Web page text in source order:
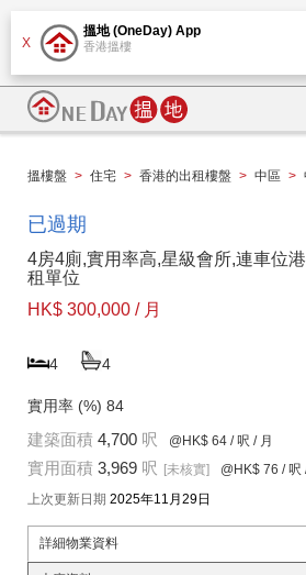
X
搵地 (OneDay) App
香港搵樓
搵樓盤 > 住宅 > 香港的出租樓盤 > 中區 >
已過期
4房4廁,實用率高,星級會所,連車位
租單位
HK$ 300,000 / 月
4 4
實用率 (%) 84
建築面積 4,700 呎 @HK$ 64 / 呎 / 月
實用面積 3,969 呎 [未核實] @HK$ 76 / 呎
上次更新日期 2025年11月29日
詳細物業資料